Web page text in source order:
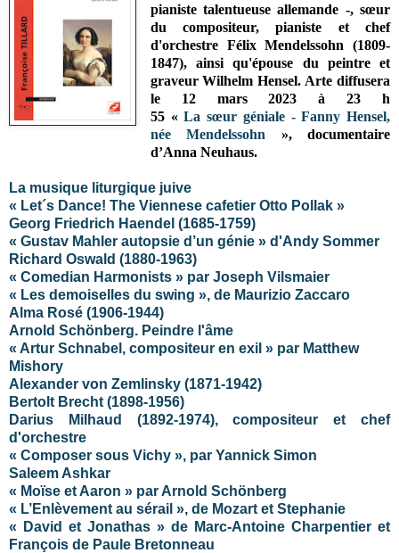
pianiste talentueuse allemande -, sœur
du compositeur, pianiste et chef
d'orchestre Félix Mendelssohn (1809-
1847), ainsi qu'épouse du peintre et
graveur Wilhelm Hensel. Arte diffusera
le 12 mars 2023 à 23 h
55 «La sœur géniale - Fanny Hensel,
née Mendelssohn », documentaire
d’Anna Neuhaus.
La musique liturgique juive
« Let´s Dance! The Viennese cafetier Otto Pollak »
Georg Friedrich Haendel (1685-1759)
« Gustav Mahler autopsie d’un génie » d'Andy Sommer
Richard Oswald (1880-1963)
« Comedian Harmonists » par Joseph Vilsmaier
« Les demoiselles du swing », de Maurizio Zaccaro
Alma Rosé (1906-1944)
Arnold Schönberg. Peindre l'âme
« Artur Schnabel, compositeur en exil » par Matthew
Mishory
Alexander von Zemlinsky (1871-1942)
Bertolt Brecht (1898-1956)
Darius Milhaud (1892-1974), compositeur et chef
d'orchestre
« Composer sous Vichy », par Yannick Simon
Saleem Ashkar
« Moïse et Aaron » par Arnold Schönberg
« L’Enlèvement au sérail », de Mozart et Stephanie
« David et Jonathas » de Marc-Antoine Charpentier et
François de Paule Bretonneau